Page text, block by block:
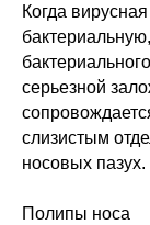
Когда
серьезной
слизистым
носовых пазух.
Полипы носа